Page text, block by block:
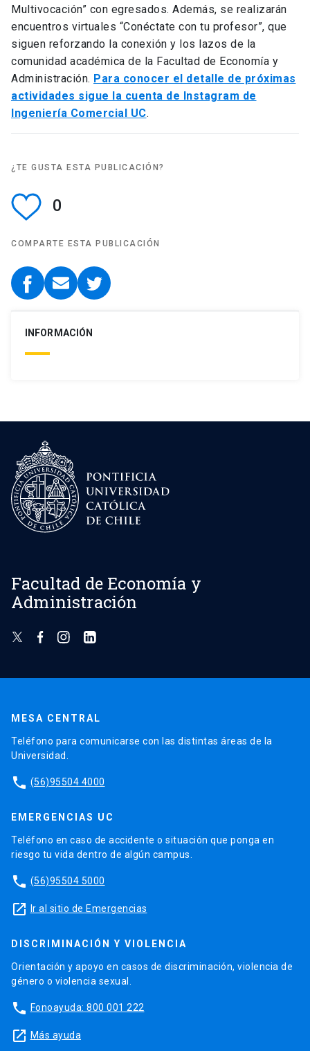
Multivocación” con egresados. Además, se realizarán
encuentros virtuales “Conéctate con tu profesor”, que
siguen reforzando la conexión y los lazos de la
comunidad académica de la Facultad de Economía y
Administración. Para conocer el detalle de próximas
actividades sigue la cuenta de Instagram de
Ingeniería Comercial UC.
¿TE GUSTA ESTA PUBLICACIÓN?
0
COMPARTE ESTA PUBLICACIÓN
INFORMACIÓN
Facultad de Economía y
Administración
MESA CENTRAL
Teléfono para comunicarse con las distintas áreas de la
Universidad.
phone (56)95504 4000
EMERGENCIAS UC
Teléfono en caso de accidente o situación que ponga en
riesgo tu vida dentro de algún campus.
phone (56)95504 5000
launch Ir al sitio de Emergencias
DISCRIMINACIÓN Y VIOLENCIA
Orientación y apoyo en casos de discriminación, violencia de
género o violencia sexual.
phone Fonoayuda: 800 001 222
launch Más ayuda